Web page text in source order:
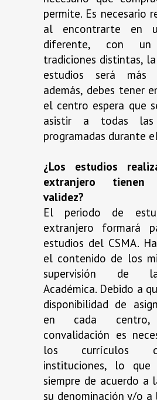
permite. Es necesario
al encontrarte en
diferente, con
tradiciones distintas,
estudios será más
además, debes tener
el centro espera que
asistir a todas las
programadas durante
¿Los estudios
extranjero
validez?
El periodo de
extranjero formará
estudios del CSMA.
el contenido de los
supervisión de
Académica. Debido a
disponibilidad de
en cada
convalidación es
los currículos
instituciones, lo que
siempre de acuerdo a
su denominación y/o a